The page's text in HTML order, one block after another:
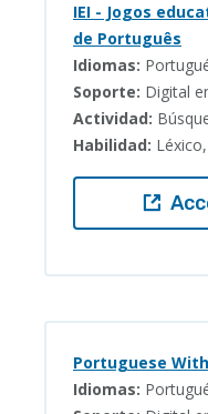
IEI - Jogos
de Português
Idiomas:
Soporte: Digital
Actividad:
Habilidad:
Portuguese
Idiomas: